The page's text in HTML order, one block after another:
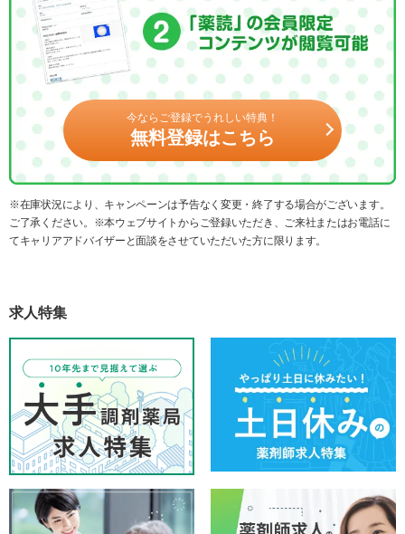
今ならご登録でうれしい特典！
無料登録はこちら
※在庫状況により、キャンペーンは予告なく変更・終了する場合がございます。
ご了承ください。※本ウェブサイトからご登録いただき、ご来社またはお電話に
てキャリアアドバイザーと面談をさせていただいた方に限ります。
求人特集